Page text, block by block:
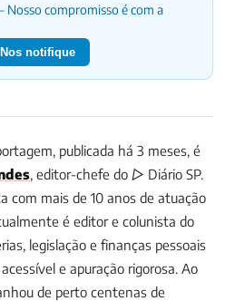
Nosso compromisso é com a
notifique
publicada há 3 meses, é
, editor-chefe do ▷ Diário SP.
com mais de 10 anos de atuação
é editor e colunista do
legislação e finanças pessoais
e apuração rigorosa. Ao
de perto centenas de